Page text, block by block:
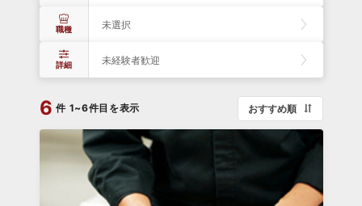
職種 未選択
詳細 未経験者歓迎
6 件 1~6件目を表示 おすすめ順